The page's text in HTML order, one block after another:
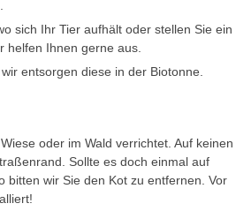
sich Ihr Tier aufhält oder stellen Sie ein
helfen Ihnen gerne aus.
entsorgen diese in der Biotonne.
oder im Wald verrichtet. Auf keinen
Sollte es doch einmal auf
bitten wir Sie den Kot zu entfernen. Vor